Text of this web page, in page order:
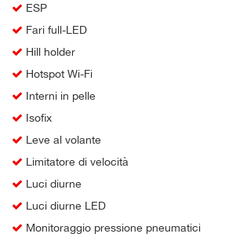
ESP
Fari full-LED
Hill holder
Hotspot Wi-Fi
Interni in pelle
Isofix
Leve al volante
Limitatore di velocità
Luci diurne
Luci diurne LED
Monitoraggio pressione pneumatici